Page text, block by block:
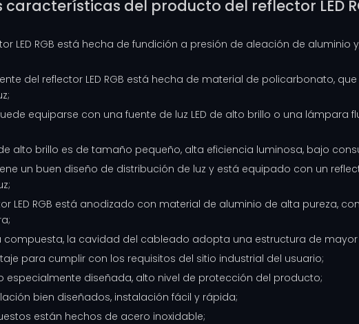
características del producto del reflector LED
LED RGB está hecha de fundición a presión de aleación de
del reflector LED RGB está hecha de material de policarbonato,
puede equiparse con una fuente de luz LED de alto brillo o una
de alto brillo es de tamaño pequeño, alta eficiencia luminosa, bajo
tiene un buen diseño de distribución de luz y está equipado con un
LED RGB está anodizado con material de aluminio de alta pureza,
compuesta, la cavidad del cableado adopta una estructura de
para cumplir con los requisitos del sitio industrial del usuario;
especialmente diseñada, alto nivel de protección del producto;
bien diseñados, instalación fácil y rápida;
están hechos de acero inoxidable;